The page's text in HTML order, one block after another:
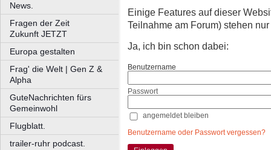
News.
Fragen der Zeit
Zukunft JETZT
Europa gestalten
Frag' die Welt | Gen Z &
Alpha
GuteNachrichten fürs
Gemeinwohl
Flugblatt.
trailer-ruhr podcast.
Einige Features auf dieser
Teilnahme am Forum) stehen
Ja, ich bin schon dabei:
Benutzername
Passwort
angemeldet bleiben
Benutzername oder Passwort vergessen?